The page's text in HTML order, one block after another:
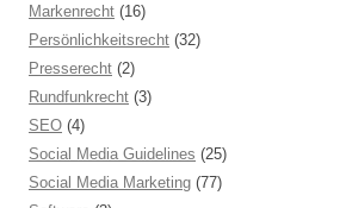
Markenrecht (16)
Persönlichkeitsrecht (32)
Presserecht (2)
Rundfunkrecht (3)
SEO (4)
Social Media Guidelines (25)
Social Media Marketing (77)